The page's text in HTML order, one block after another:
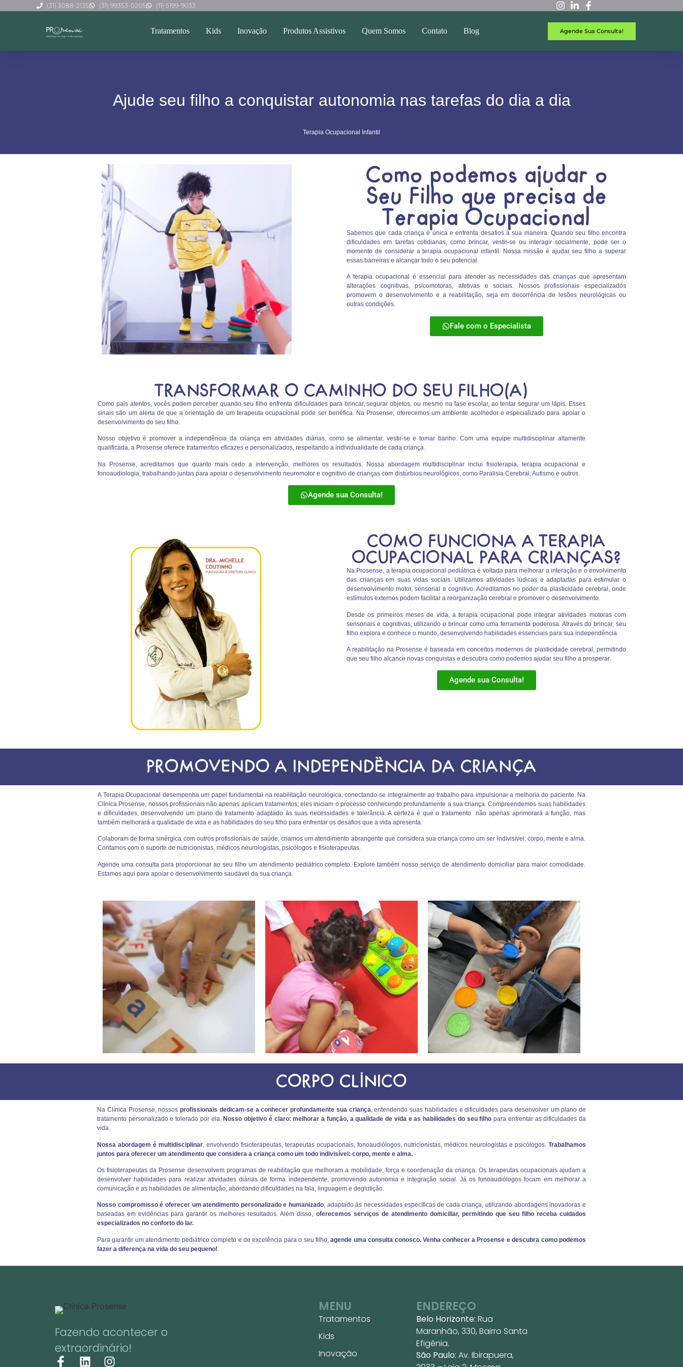
(31) 3088-2135 (31) 99353-0205 (11) 5199-9033
Tratamentos Kids Inovação Produtos Assistivos Quem Somos Contato Blog Agende Sua Consulta!
Ajude seu filho a conquistar autonomia nas tarefas do dia a dia
Terapia Ocupacional Infantil
Como podemos ajudar o
Seu Filho que precisa de
Terapia Ocupacional
Sabemos que cada criança é única e enfrenta desafios à sua maneira. Quando seu filho encontra
dificuldades em tarefas cotidianas, como brincar, vestir-se ou interagir socialmente, pode ser o
momento de considerar a terapia ocupacional infantil. Nossa missão é ajudar seu filho a superar
essas barreiras e alcançar todo o seu potencial.
A terapia ocupacional é essencial para atender as necessidades das crianças que apresentam
alterações cognitivas, psicomotoras, afetivas e sociais. Nossos profissionais especializados
promovem o desenvolvimento e a reabilitação, seja em decorrência de lesões neurológicas ou
outras condições.
Fale com o Especialista
TRANSFORMAR O CAMINHO DO SEU FILHO(A)
Como pais atentos, vocês podem perceber quando seu filho enfrenta dificuldades para brincar, segurar objetos, ou mesmo na fase escolar, ao tentar segurar um lápis. Esses
sinais são um alerta de que a orientação de um terapeuta ocupacional pode ser benéfica. Na Prosense, oferecemos um ambiente acolhedor e especializado para apoiar o
desenvolvimento do seu filho.
Nosso objetivo é promover a independência da criança em atividades diárias, como se alimentar, vestir-se e tomar banho. Com uma equipe multidisciplinar altamente
qualificada, a Prosense oferece tratamentos eficazes e personalizados, respeitando a individualidade de cada criança.
Na Prosense, acreditamos que quanto mais cedo a intervenção, melhores os resultados. Nossa abordagem multidisciplinar inclui fisioterapia, terapia ocupacional e
fonoaudiologia, trabalhando juntas para apoiar o desenvolvimento neuromotor e cognitivo de crianças com distúrbios neurológicos, como Paralisia Cerebral, Autismo e outros.
Agende sua Consulta!
COMO FUNCIONA A TERAPIA
OCUPACIONAL PARA CRIANÇAS?
Na Prosense, a terapia ocupacional pediátrica é voltada para melhorar a interação e o envolvimento
das crianças em suas vidas sociais. Utilizamos atividades lúdicas e adaptadas para estimular o
desenvolvimento motor, sensorial e cognitivo. Acreditamos no poder da plasticidade cerebral, onde
estímulos externos podem facilitar a reorganização cerebral e promover o desenvolvimento.
Desde os primeiros meses de vida, a terapia ocupacional pode integrar atividades motoras com
sensoriais e cognitivas, utilizando o brincar como uma ferramenta poderosa. Através do brincar, seu
filho explora e conhece o mundo, desenvolvendo habilidades essenciais para sua independência.
A reabilitação na Prosense é baseada em conceitos modernos de plasticidade cerebral, permitindo
que seu filho alcance novas conquistas e descubra como podemos ajudar seu filho a prosperar.
Agende sua Consulta!
PROMOVENDO A INDEPENDÊNCIA DA CRIANÇA
A Terapia Ocupacional desempenha um papel fundamental na reabilitação neurológica, conectando-se integralmente ao trabalho para impulsionar a melhoria do paciente. Na
Clínica Prosense, nossos profissionais não apenas aplicam tratamentos; eles iniciam o processo conhecendo profundamente a sua criança. Compreendemos suas habilidades
e dificuldades, desenvolvendo um plano de tratamento adaptado às suas necessidades e tolerância. A certeza é que o tratamento não apenas aprimorará a função, mas
também melhorará a qualidade de vida e as habilidades do seu filho para enfrentar os desafios que a vida apresenta.
Colaboram de forma sinérgica com outros profissionais de saúde, criamos um atendimento abrangente que considera sua criança como um ser indivisível: corpo, mente e alma.
Contamos com o suporte de nutricionistas, médicos neurologistas, psicólogos e fisioterapeutas.
Agende uma consulta para proporcionar ao seu filho um atendimento pediátrico completo. Explore também nosso serviço de atendimento domiciliar para maior comodidade.
Estamos aqui para apoiar o desenvolvimento saudável da sua criança.
CORPO CLÍNICO
Na Clínica Prosense, nossos profissionais dedicam-se a conhecer profundamente sua criança, entendendo suas habilidades e dificuldades para desenvolver um plano de
tratamento personalizado e tolerado por ela. Nosso objetivo é claro: melhorar a função, a qualidade de vida e as habilidades do seu filho para enfrentar as dificuldades da
vida.
Nossa abordagem é multidisciplinar , envolvendo fisioterapeutas, terapeutas ocupacionais, fonoaudiólogos, nutricionistas, médicos neurologistas e psicólogos. Trabalhamos
juntos para oferecer um atendimento que considera a criança como um todo indivisível: corpo, mente e alma.
Os fisioterapeutas da Prosense desenvolvem programas de reabilitação que melhoram a mobilidade, força e coordenação da criança. Os terapeutas ocupacionais ajudam a
desenvolver habilidades para realizar atividades diárias de forma independente, promovendo autonomia e integração social. Já os fonoaudiólogos focam em melhorar a
comunicação e as habilidades de alimentação, abordando dificuldades na fala, linguagem e deglutição.
Nosso compromisso é oferecer um atendimento personalizado e humanizado, adaptado às necessidades específicas de cada criança, utilizando abordagens inovadoras e
baseadas em evidências para garantir os melhores resultados. Além disso, oferecemos serviços de atendimento domiciliar, permitindo que seu filho receba cuidados
especializados no conforto do lar.
Para garantir um atendimento pediátrico completo e de excelência para o seu filho, agende uma consulta conosco. Venha conhecer a Prosense e descubra como podemos
fazer a diferença na vida do seu pequeno!
Fazendo acontecer o
extraordinário!
MENU
Tratamentos
Kids
Inovação
ENDEREÇO
Belo Horizonte: Rua
Maranhão, 330, Bairro Santa
Efigênia.
São Paulo: Av. Ibirapuera,